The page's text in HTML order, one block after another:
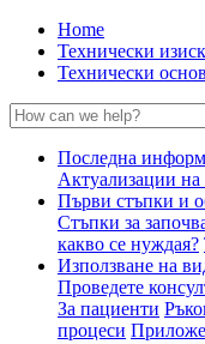
Home
Технически
Технически
Последна
Актуализации
Първи стъпки и
Стъпки за
какво се нуждая?
Използване на
Проведете
За пациенти
процеси